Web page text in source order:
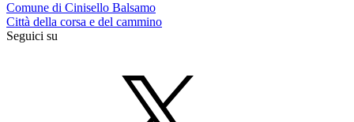
Comune di Cinisello Balsamo
Città della corsa e del cammino
Seguici su